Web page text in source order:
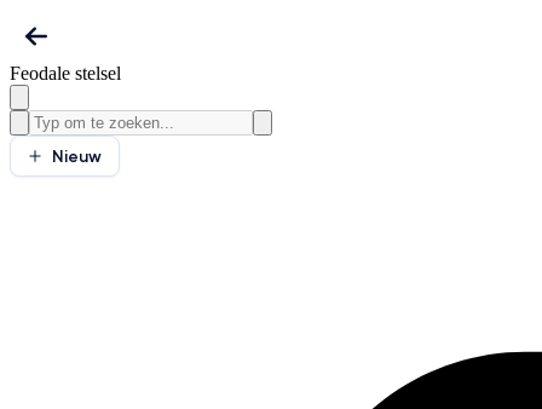
Feodale stelsel
Nieuw